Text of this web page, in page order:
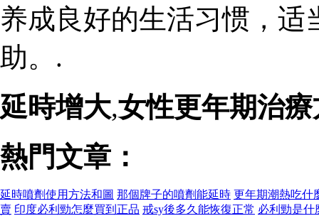
养成良好的生活习惯，
助。.
延時增大,女性更年期治
熱門文章：
延時噴劑使用方法和圖 那個牌子的噴劑能延時 更年期潮熱吃什
賣 印度必利勁怎麼買到正品 戒sy後多久能恢復正常 必利勁是什